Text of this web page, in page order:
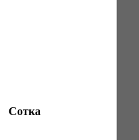
Сотка